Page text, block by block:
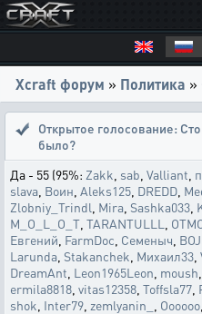
Xcraft форум » Политика »
Открытое голосование:
было?
Да - 55 (95%: Zakk sab Valliant
slava Воин Aleks125 DREDD
Zlobniy_Trindl Mira Sashka033
M_O_L_O_T TARANTULLL
Евгений FarmDoc Семеныч
Larunda Stakanchek Михаил33
DreamAnt Leon1965Leon moush
ermila8818 vitas12358 Toffsla77
shok Inter79 zemlyanin_ Oooooo